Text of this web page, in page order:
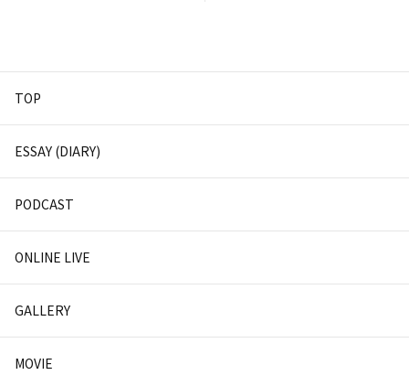
TOP
ESSAY (DIARY)
PODCAST
ONLINE LIVE
GALLERY
MOVIE